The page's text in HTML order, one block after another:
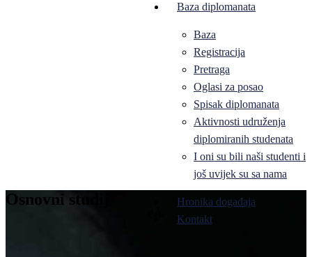
Baza diplomanata
Baza
Registracija
Pretraga
Oglasi za posao
Spisak diplomanata
Aktivnosti udruženja
diplomiranih studenata
I oni su bili naši studenti i
još uvijek su sa nama
Hronika događaja
Kontakt
Osnovni studij